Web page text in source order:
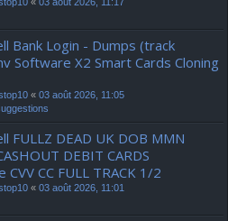
Bank Login - Dumps (track
Software X2 Smart Cards Cloning
« 03 août 2026, 11:05
FULLZ DEAD UK DOB MMN
DEBIT CARDS
CVV CC FULL TRACK 1/2
« 03 août 2026, 11:01